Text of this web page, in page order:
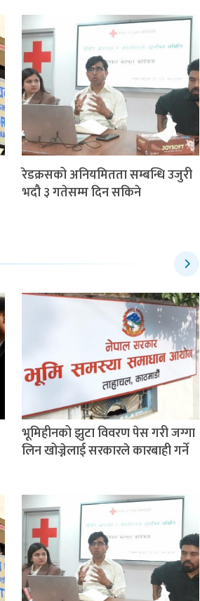
रेडक्रसको अनियमितता सम्बन्धि उजुरी
भदौ ३ गतेसम्म दिन सकिने
भूमिहीनको झुटा विवरण पेस गरी जग्गा
लिन खोज्नेलाई सरकारले कारबाही गर्ने